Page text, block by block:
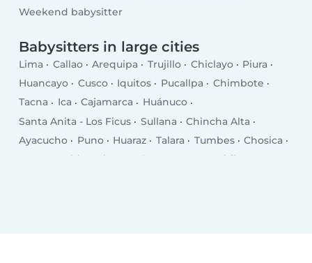
Weekend babysitter
Babysitters in large cities
Lima Callao Arequipa Trujillo Chiclayo
Piura
Huancayo
Cusco Iquitos Pucallpa
Chimbote
Tacna
Ica Cajamarca
Huánuco
Santa Anita - Los Ficus
Sullana
Chincha Alta
Ayacucho
Puno Huaraz Talara Tumbes
Chosica
Puerto Maldonado
Breña
Chilca